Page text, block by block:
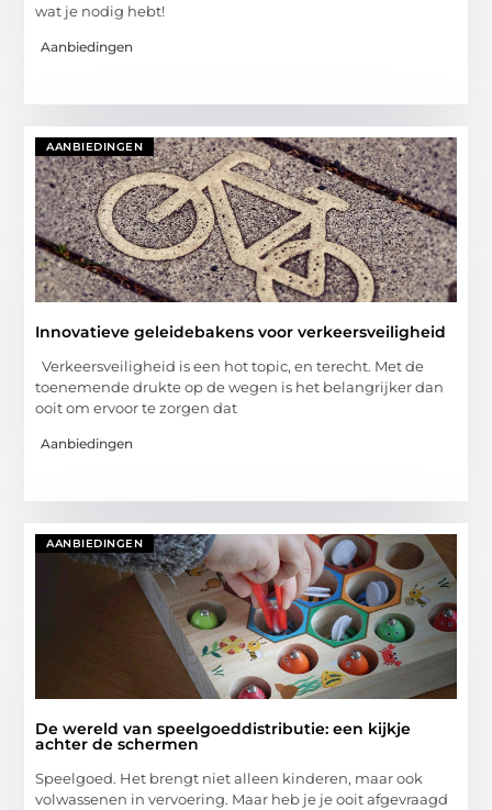
wat je nodig hebt!
Aanbiedingen
AANBIEDINGEN
Innovatieve geleidebakens voor verkeersveiligheid
Verkeersveiligheid is een hot topic, en terecht. Met de
toenemende drukte op de wegen is het belangrijker dan
ooit om ervoor te zorgen dat
Aanbiedingen
AANBIEDINGEN
De wereld van speelgoeddistributie: een kijkje
achter de schermen
Speelgoed. Het brengt niet alleen kinderen, maar ook
volwassenen in vervoering. Maar heb je je ooit afgevraagd